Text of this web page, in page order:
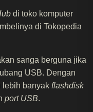
di toko komputer
di Tokopedia
sanga berguna jika
USB. Dengan
lebih banyak flashdisk
port USB.